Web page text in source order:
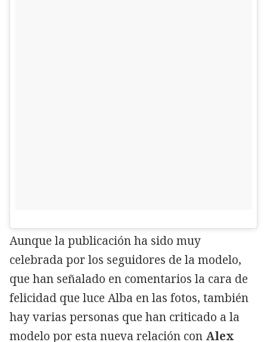
Aunque la publicación ha sido muy
celebrada por los seguidores de la modelo,
que han señalado en comentarios la cara de
felicidad que luce Alba en las fotos, también
hay varias personas que han criticado a la
modelo por esta nueva relación con Alex